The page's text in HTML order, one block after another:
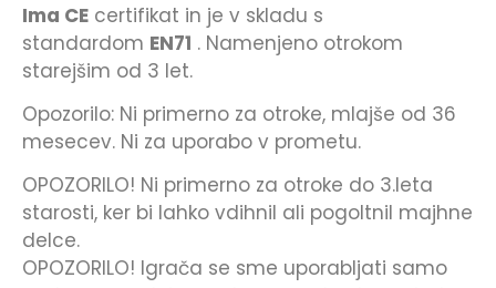
Ima CE certifikat in je v skladu s
standardom EN71 . Namenjeno otrokom
starejšim od 3 let.
Opozorilo: Ni primerno za otroke, mlajše od 36
mesecev. Ni za uporabo v prometu.
OPOZORILO! Ni primerno za otroke do 3.leta
starosti, ker bi lahko vdihnil ali pogoltnil majhne
delce.
OPOZORILO! Igrača se sme uporabljati samo